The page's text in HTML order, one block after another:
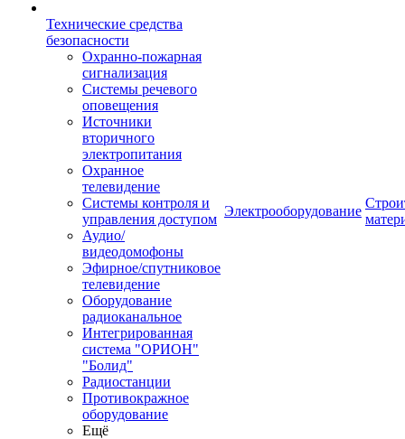
Технические средства
безопасности
Охранно-пожарная
сигнализация
Системы речевого
оповещения
Источники
вторичного
электропитания
Охранное
телевидение
Системы контроля и
управления доступом
Аудио/
видеодомофоны
Эфирное/спутниковое
телевидение
Оборудование
радиоканальное
Интегрированная
система "ОРИОН"
"Болид"
Радиостанции
Противокражное
оборудование
Ещё
Электрооборудование